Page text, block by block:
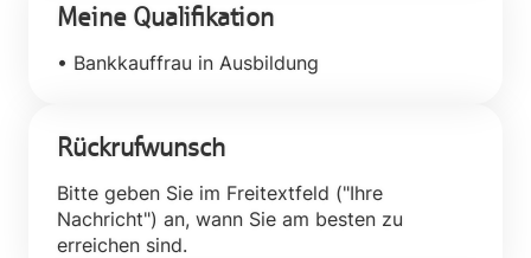
Meine Qualifikation
• Bankkauffrau in Ausbildung
Rückrufwunsch
Bitte geben Sie im Freitextfeld ("Ihre
Nachricht") an, wann Sie am besten zu
erreichen sind.